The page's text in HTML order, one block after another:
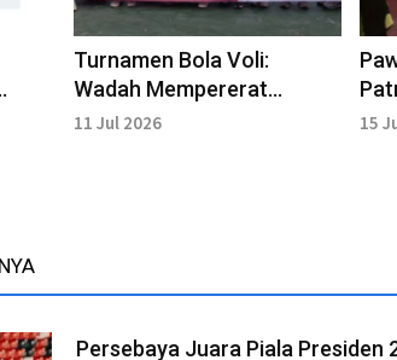
Turnamen Bola Voli:
Wadah Mempererat
Silaturahmi Antarwarga
11 Jul 2026 15
Persebaya Juara Piala Presiden